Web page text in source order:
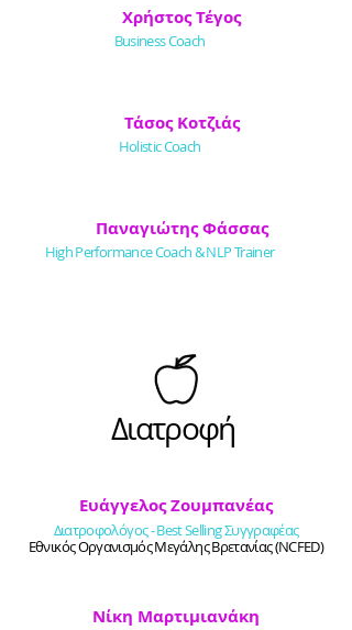
Χρήστος Τέγος
Business Coach
Τάσος Κοτζιάς
Holistic Coach
Παναγιώτης Φάσσας
High Performance Coach & NLP Trainer
Διατροφή
Ευάγγελος Ζουμπανέας
Διατροφολόγος - Best Selling Συγγραφέας
Εθνικός Οργανισμός Μεγάλης Βρετανίας (ΝCFED)
Νίκη Μαρτιμιανάκη